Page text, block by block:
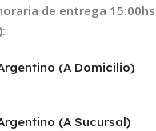
de entrega
(A Domicilio)
(A Sucursal)